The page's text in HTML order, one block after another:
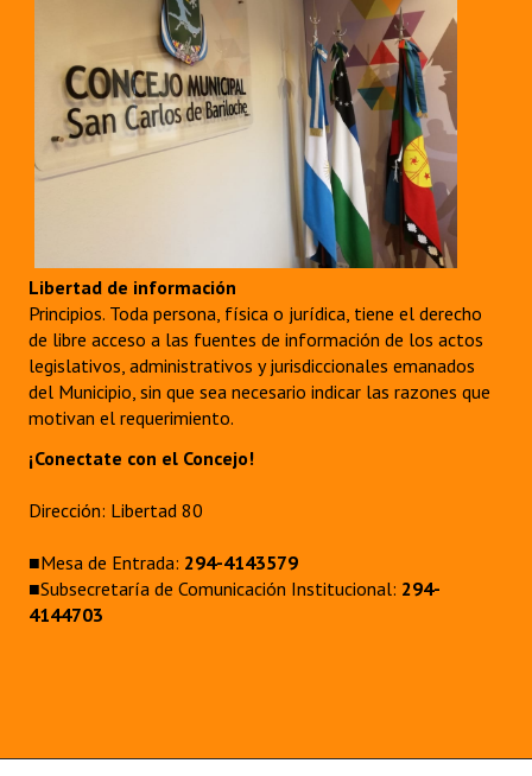
Libertad de información
Principios. Toda persona, física o jurídica, tiene el derecho
de libre acceso a las fuentes de información de los actos
legislativos, administrativos y jurisdiccionales emanados
del Municipio, sin que sea necesario indicar las razones que
motivan el requerimiento.
¡Conectate con el Concejo!
Dirección: Libertad 80
■Mesa de Entrada: 294-4143579
■Subsecretaría de Comunicación Institucional: 294-
4144703